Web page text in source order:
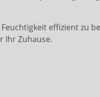
effizient zu
Ihr Zuhause.